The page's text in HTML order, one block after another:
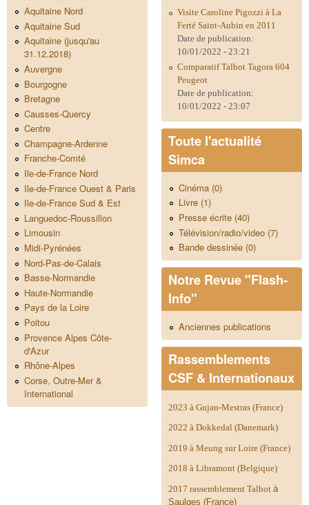
Aquitaine Nord
Aquitaine Sud
Aquitaine (jusqu'au
31.12.2018)
Auvergne
Bourgogne
Bretagne
Causses-Quercy
Centre
Champagne-Ardenne
Franche-Comté
Ile-de-France Nord
Ile-de-France Ouest & Paris
Ile-de-France Sud & Est
Languedoc-Roussillon
Limousin
Midi-Pyrénées
Nord-Pas-de-Calais
Basse-Normandie
Haute-Normandie
Pays de la Loire
Poitou
Provence Alpes Côte-
d'Azur
Rhône-Alpes
Corse, Outre-Mer &
International
Visite Caroline Pigozzi à La
Ferté Saint-Aubin en 2011
Date de publication:
10/01/2022 - 23:21
Comparatif Talbot Tagora 604
Peugeot
Date de publication:
10/01/2022 - 23:07
Toute l'actualité
Simca
Cinéma (0)
Livre (1)
Presse écrite (40)
Télévision/radio/video (7)
Bande dessinée (0)
Notre Revue "Flash-
Info"
Anciennes publications
Rassemblements
CSF & Internationaux
2023 à Gujan-Mestras (France)
2022 à Dokkedal (Danemark)
2019 à Meung sur Loire (France)
2018 à Libramont (Belgique)
2017 rassemblement Talbot à
Saulges (France)